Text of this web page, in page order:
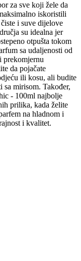
za sve koji žele da
iskoristili
i suve dijelove
su idealna jer
otpušta tokom
sa udaljenosti od
prekomjernu
da pojačate
ili kosu, ali budite
mirisom. Također,
- 100ml najbolje
prilika, kada želite
na hladnom i
i kvalitet.